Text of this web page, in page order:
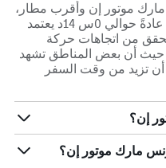
ذا برنس مارك موتور إن وأقرب مطار،
مطار Moorabbin، تستغرق القيادة عادةً حوالي 0س 14د يعتمد
من اتجاهات حركة
حيث أن بعض المناطق تشهد
تزيد من وقت السفر
إن؟
مارك موتور إن؟